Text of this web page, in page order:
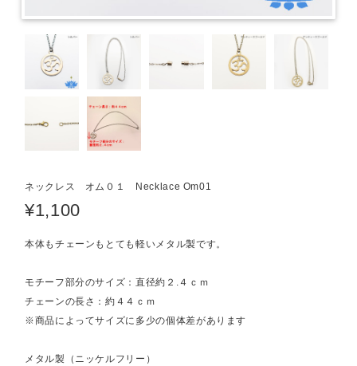
ネックレス オム０１ Necklace Om01
¥1,100
本体もチェーンもとても軽いメタル製です。
モチーフ部分のサイズ：直径約２.４ｃｍ
チェーンの長さ：約４４ｃｍ
※商品によってサイズに多少の個体差があります
メタル製（ニッケルフリー）